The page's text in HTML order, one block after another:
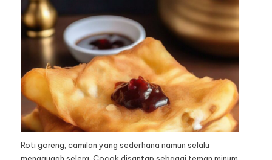
Roti goreng, camilan yang sederhana namun selalu